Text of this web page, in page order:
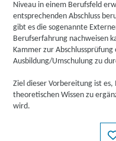
Niveau in einem Berufsfeld
entsprechenden Abschluss
gibt es die sogenannte
Berufserfahrung nachweisen
Kammer zur
Ausbildung/Umschulung zu
Ziel dieser Vorbereitung ist
theoretischen Wissen zu
wird.